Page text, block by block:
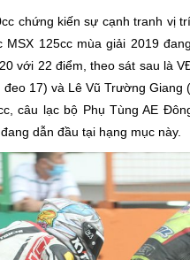
chứng kiến sự cạnh tranh vị
MSX 125cc mùa giải 2019
với 22 điểm, theo sát sau là
17) và Lê Vũ Trường
câu lạc bộ Phụ Tùng AE
dẫn đầu tại hạng mục này.